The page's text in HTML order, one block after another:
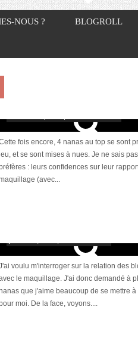
NOUS ? BLOGROLL
fois encore, 4 nanas au top se sont
et se sont mises à nues. Je ne sais
: leurs confidences sur leur
(avec...
voulu m'interroger sur la relation des
le maquillage. J'ai donc demandé à
que j'aime beaucoup de se mettre
moi. De la face, voyons....